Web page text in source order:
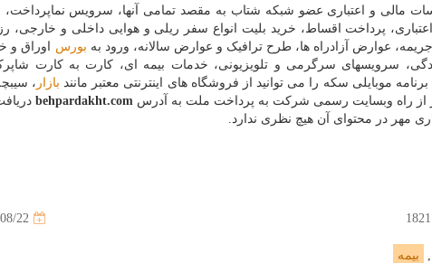
مالی و اعتباری عضو شبکه شتاب به مقصد تمامی آنها، سرویس
اعتباری، پرداخت اقساط، خرید بلیت انواع سفر ریلی و هوایی داخلی و خارجی،
عوارض آزادراه ها، طرح ترافیک و عوارض سالانه، ورود به بورس اوراق و
سرویسهای سرگرمی و تلویزیونی، خدمات بیمه ای، کارت به کارت
موبایلی سکه را می توانید از فروشگاه های اینترنتی معتبر مانند بازار ،
مهر در محتوای آن هیچ نظری ندارد.
1821
22
بیمه